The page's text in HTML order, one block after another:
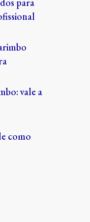
para
vale a
como